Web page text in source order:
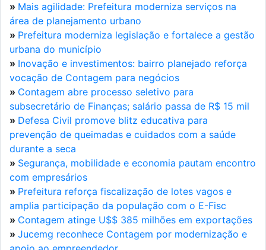
» Mais agilidade: Prefeitura moderniza serviços na
área de planejamento urbano
» Prefeitura moderniza legislação e fortalece a gestão
urbana do município
» Inovação e investimentos: bairro planejado reforça
vocação de Contagem para negócios
» Contagem abre processo seletivo para
subsecretário de Finanças; salário passa de R$ 15 mil
» Defesa Civil promove blitz educativa para
prevenção de queimadas e cuidados com a saúde
durante a seca
» Segurança, mobilidade e economia pautam encontro
com empresários
» Prefeitura reforça fiscalização de lotes vagos e
amplia participação da população com o E-Fisc
» Contagem atinge U$$ 385 milhões em exportações
» Jucemg reconhece Contagem por modernização e